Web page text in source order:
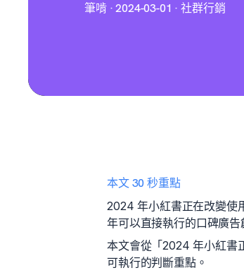
筆啃 · 2024-03-01 · 社群行銷
本文 30 秒重點
2024 年小紅書正在改變使
年可以直接執行的口碑廣告
本文會從「2024 年小紅書
可執行的判斷重點。